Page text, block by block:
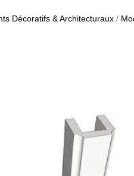
Décoratifs & Architecturaux /